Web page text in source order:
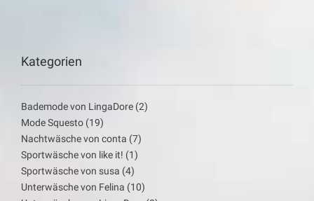
Kategorien
Bademode von LingaDore (2)
Mode Squesto (19)
Nachtwäsche von conta (7)
Sportwäsche von like it! (1)
Sportwäsche von susa (4)
Unterwäsche von Felina (10)